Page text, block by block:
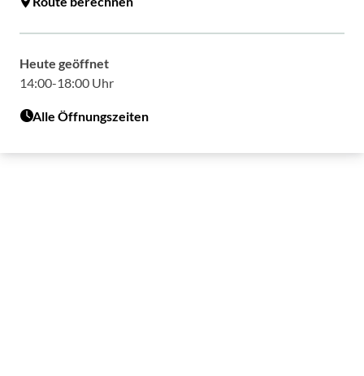
Heute geöffnet
14:00-18:00 Uhr
Alle Öffnungszeiten